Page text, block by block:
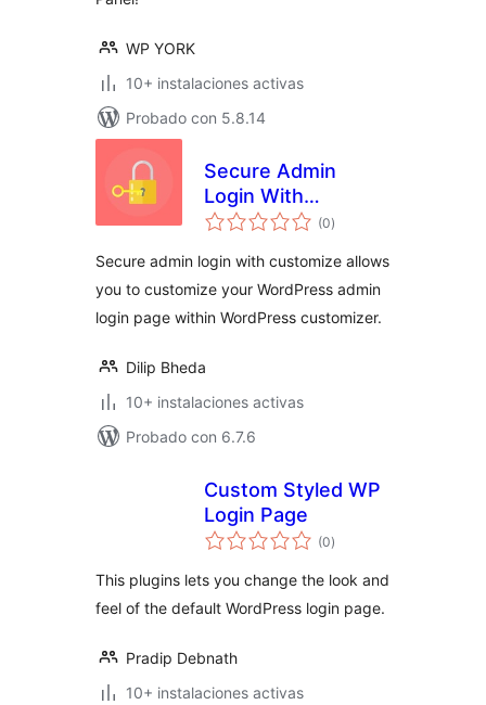
WP YORK
10+ instalaciones activas
Probado con 5.8.14
Secure Admin
Login With
Customize
(0total
de
)
Secure admin login with customize allows
you to customize your WordPress admin
login page within WordPress customizer.
Dilip Bheda
10+ instalaciones activas
Probado con 6.7.6
Custom Styled WP
Login Page
(0total
de
)
This plugins lets you change the look and
feel of the default WordPress login page.
Pradip Debnath
10+ instalaciones activas